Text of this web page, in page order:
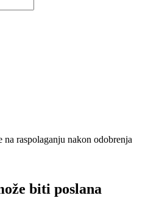
raspolaganju nakon odobrenja
biti poslana